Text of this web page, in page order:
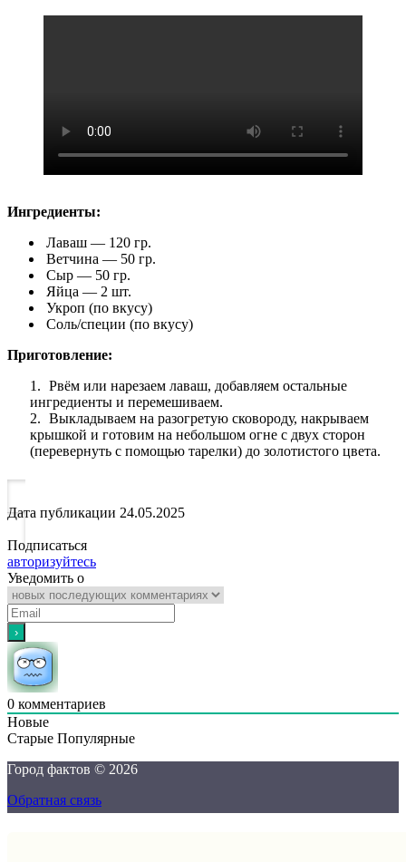
Ингредиенты:
Лаваш — 120 гр.
Ветчина — 50 гр.
Сыр — 50 гр.
Яйца — 2 шт.
Укроп (по вкусу)
Соль/специи (по вкусу)
Приготовление:
Рвём или нарезаем лаваш, добавляем остальные
ингредиенты и перемешиваем.
Выкладываем на разогретую сковороду, накрываем
крышкой и готовим на небольшом огне с двух сторон
(перевернуть с помощью тарелки) до золотистого цвета.
Дата публикации 24.05.2025
Подписаться
авторизуйтесь
Уведомить о
0 комментариев
Новые
Старые Популярные
Город фактов © 2026
Обратная связь